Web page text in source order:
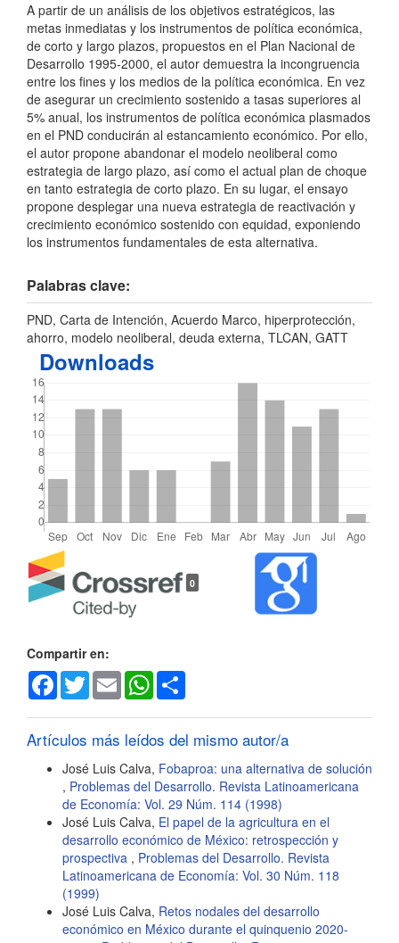
A partir de un análisis de los objetivos estratégicos, las
metas inmediatas y los instrumentos de política económica,
de corto y largo plazos, propuestos en el Plan Nacional de
Desarrollo 1995-2000, el autor demuestra la incongruencia
entre los fines y los medios de la política económica. En vez
de asegurar un crecimiento sostenido a tasas superiores al
5% anual, los instrumentos de política económica plasmados
en el PND conducirán al estancamiento económico. Por ello,
el autor propone abandonar el modelo neoliberal como
estrategia de largo plazo, así como el actual plan de choque
en tanto estrategia de corto plazo. En su lugar, el ensayo
propone desplegar una nueva estrategia de reactivación y
crecimiento económico sostenido con equidad, exponiendo
los instrumentos fundamentales de esta alternativa.
Palabras clave:
PND, Carta de Intención, Acuerdo Marco, hiperprotección,
ahorro, modelo neoliberal, deuda externa, TLCAN, GATT
Downloads
Detalles
del
artículo
0
Compartir en:
Facebook
Twitter Email WhatsApp
Artículos más leídos del mismo autor/a
José Luis Calva, Fobaproa: una alternativa de solución
, Problemas del Desarrollo. Revista Latinoamericana
de Economía: Vol. 29 Núm. 114 (1998)
José Luis Calva, El papel de la agricultura en el
desarrollo económico de México: retrospección y
prospectiva , Problemas del Desarrollo. Revista
Latinoamericana de Economía: Vol. 30 Núm. 118
(1999)
José Luis Calva, Retos nodales del desarrollo
económico en México durante el quinquenio 2020-